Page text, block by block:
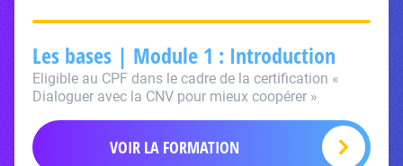
Les bases | Module 1 : Introduction
Eligible au CPF dans le cadre de la certification «
Dialoguer avec la CNV pour mieux coopérer »
VOIR LA FORMATION